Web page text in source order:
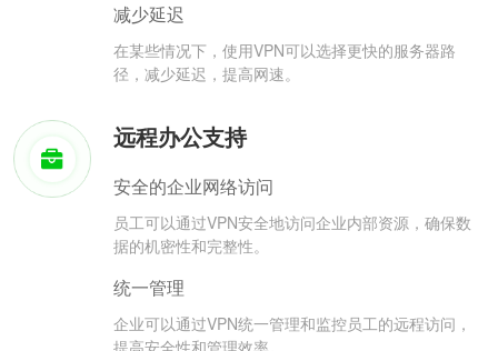
减少延迟
在某些情况下，使用VPN可以选择更快的服务器路
径，减少延迟，提高网速。
远程办公支持
安全的企业网络访问
员工可以通过VPN安全地访问企业内部资源，确保数
据的机密性和完整性。
统一管理
企业可以通过VPN统一管理和监控员工的远程访问，